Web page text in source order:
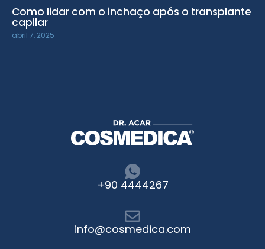
Como lidar com o inchaço após o transplante
capilar
abril 7, 2025
+90 4444267
info@cosmedica.com